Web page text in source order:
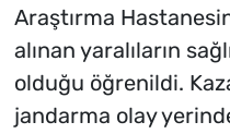
Araştırma
alınan yaralıların
olduğu öğrenildi.
jandarma olay